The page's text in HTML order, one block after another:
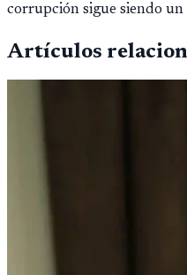
corrupción sigue siendo
Artículos